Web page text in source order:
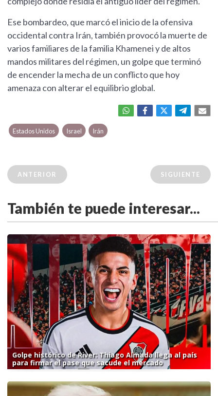
Ese bombardeo, que marcó el inicio de la ofensiva
occidental contra Irán, también provocó la muerte de
varios familiares de la familia Khamenei y de altos
mandos militares del régimen, un golpe que terminó
de encender la mecha de un conflicto que hoy
amenaza con alterar el equilibrio global.
Estados Unidos Israel Irán
ANTERIOR SIGUIENTE
También te puede interesar...
Golpe histórico de River: Thiago Almada llega al país
para firmar el pase que sacude el mercado